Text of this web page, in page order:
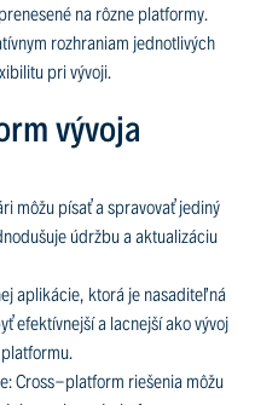
na rôzne platformy.
rozhraniam jednotlivých
pri vývoji.
vývoja
môžu písať a spravovať jediný
údržbu a aktualizáciu
aplikácie, ktorá je nasaditeľná
efektívnejší a lacnejší ako vývoj
Cross-platform riešenia môžu